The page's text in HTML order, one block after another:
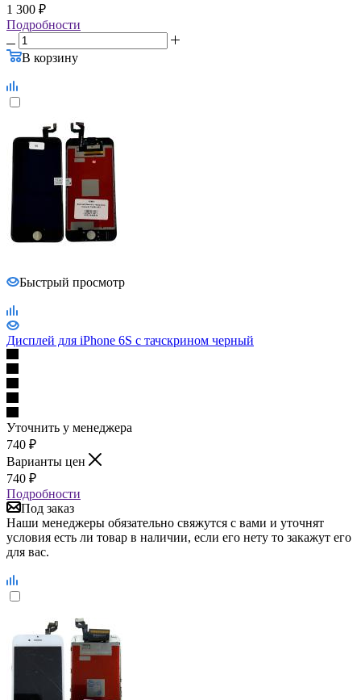
1 300 ₽
Подробности
В корзину
Быстрый просмотр
Дисплей для iPhone 6S с тачскрином черный
Уточнить у менеджера
740 ₽
Варианты цен
740 ₽
Подробности
Под заказ
Наши менеджеры обязательно свяжутся с вами и уточнят
условия есть ли товар в наличии, если его нету то закажут его
для вас.